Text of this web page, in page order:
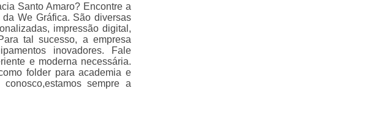
Santo Amaro? Encontre a
We Gráfica. São diversas
impressão digital,
tal sucesso, a empresa
inovadores. Fale
e moderna necessária.
folder para academia e
sempre a